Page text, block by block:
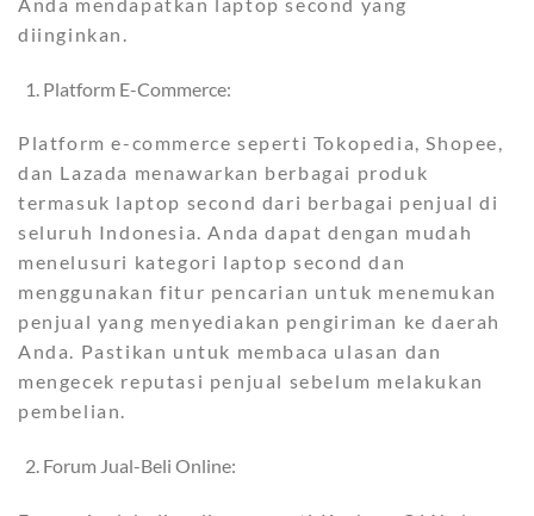
diinginkan.
Platform E-Commerce:
Platform e-commerce seperti Tokopedia, Shopee,
dan Lazada menawarkan berbagai produk
termasuk laptop second dari berbagai penjual di
seluruh Indonesia. Anda dapat dengan mudah
menelusuri kategori laptop second dan
menggunakan fitur pencarian untuk menemukan
penjual yang menyediakan pengiriman ke daerah
Anda. Pastikan untuk membaca ulasan dan
mengecek reputasi penjual sebelum melakukan
pembelian.
Forum Jual-Beli Online: